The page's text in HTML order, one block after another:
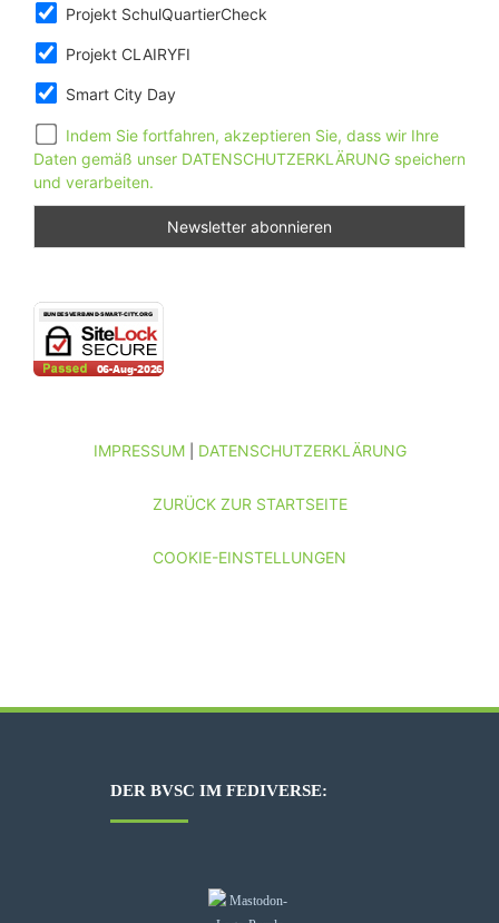
Projekt SchulQuartierCheck
Projekt CLAIRYFI
Smart City Day
Indem Sie fortfahren, akzeptieren Sie, dass wir Ihre
Daten gemäß unser DATENSCHUTZERKLÄRUNG speichern
und verarbeiten.
IMPRESSUM| DATENSCHUTZERKLÄRUNG
ZURÜCK ZUR STARTSEITE
COOKIE-EINSTELLUNGEN
DER BVSC IM FEDIVERSE: